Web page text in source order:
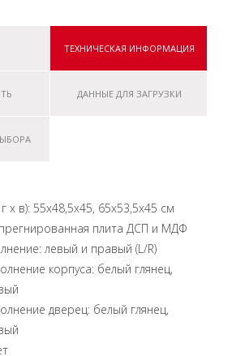
ТЕХНИЧЕСКАЯ ИНФОРМАЦИЯ
ДАННЫЕ ДЛЯ ЗАГРУЗКИ
x в): 55x48,5x45, 65x53,5x45 см
плита ДСП и МДФ
левый и правый (L/R)
корпуса: белый глянец,
дверец: белый глянец,